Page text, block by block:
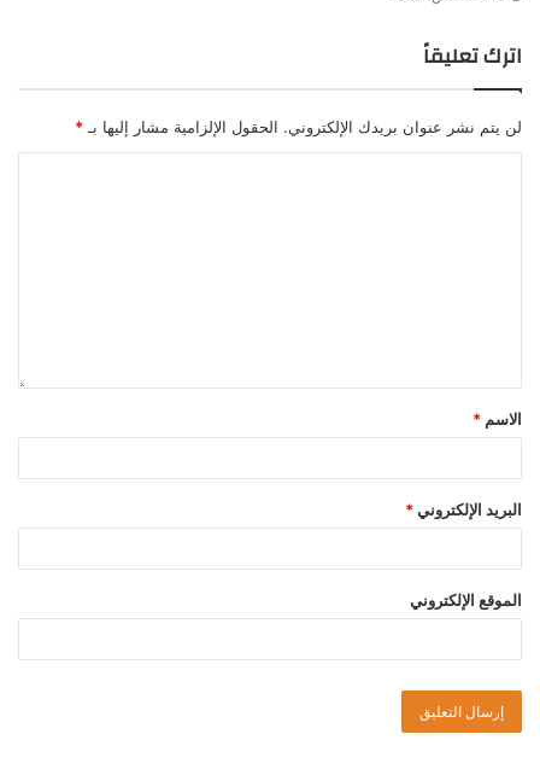
اترك تعليقاً
لن يتم نشر عنوان بريدك الإلكتروني. الحقول الإلزامية مشار إليها بـ *
الاسم *
البريد الإلكتروني *
الموقع الإلكتروني